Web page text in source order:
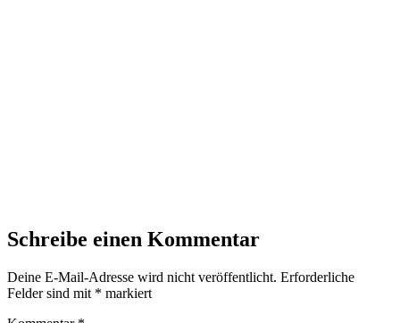
Schreibe einen Kommentar
Deine E-Mail-Adresse wird nicht veröffentlicht. Erforderliche
Felder sind mit * markiert